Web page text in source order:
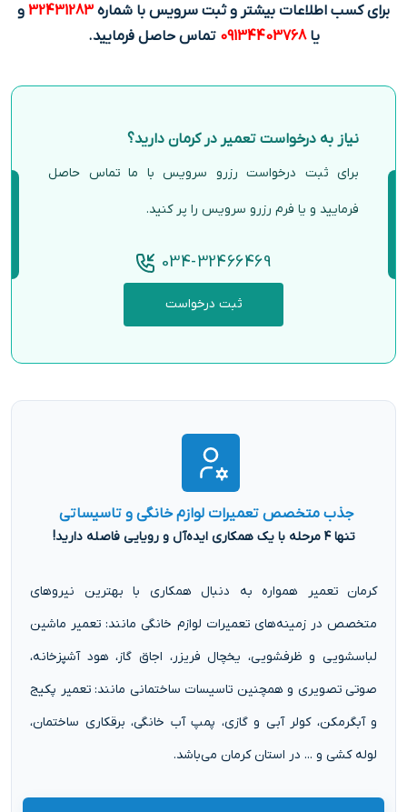
برای کسب اطلاعات بیشتر و ثبت سرویس با شماره 32431283 و
یا09134403768 تماس حاصل فرمایید.
نیاز به درخواست تعمیر در کرمان دارید؟
برای ثبت درخواست رزرو سرویس با ما تماس حاصل
فرمایید و یا فرم رزرو سرویس را پر کنید.
034-32466469
ثبت درخواست
جذب متخصص تعمیرات لوازم خانگی و تاسیساتی
تنها ۴ مرحله با یک همکاری ایده‌آل و رویایی فاصله دارید!
کرمان تعمیر همواره به دنبال همکاری با بهترین نیروهای
متخصص در زمینه‌های تعمیرات لوازم خانگی مانند: تعمیر ماشین
لباسشویی و ظرفشویی، یخچال فریزر، اجاق گاز، هود آشپزخانه،
صوتی تصویری و همچنین تاسیسات ساختمانی مانند: تعمیر پکیج
و آبگرمکن، کولر آبی و گازی، پمپ آب خانگی، برقکاری ساختمان،
لوله کشی و ... در استان کرمان می‌باشد.